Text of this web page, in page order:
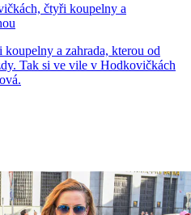
čtyři koupelny a
a zahrada, kterou od
Tak si ve vile v Hodkovičkách